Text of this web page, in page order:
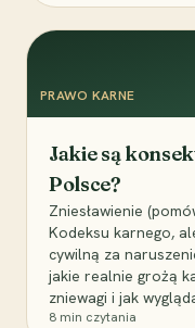
PRAWO KARNE
Jakie są
Polsce?
Zniesławienie
Kodeksu karnego,
cywilną za
jakie realnie grożą
zniewagi i jak
8 min czytania